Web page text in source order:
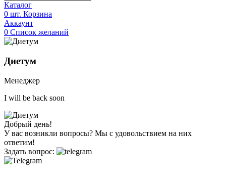
Каталог
0 шт. Корзина
Аккаунт
0 Список желаний
Диетум
Менеджер
I will be back soon
Добрый день!
У вас возникли вопросы? Мы с удовольствием на них
ответим!
Задать вопрос: